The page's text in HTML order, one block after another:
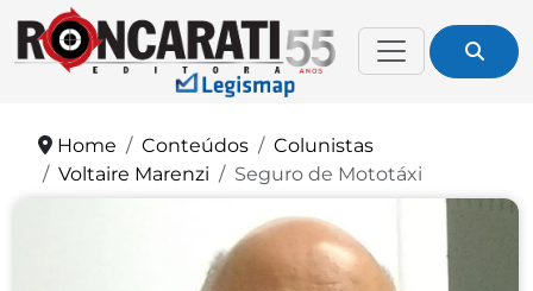
Home Conteúdos
Colunistas
Voltaire Marenzi
Seguro de Mototáxi